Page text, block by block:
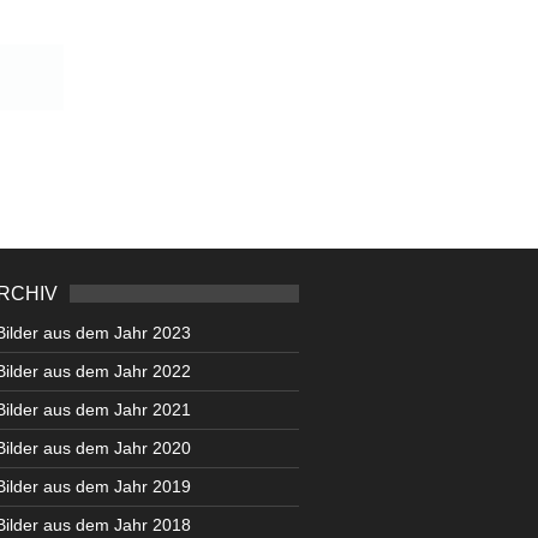
aus dem Jahr 2023
aus dem Jahr 2022
aus dem Jahr 2021
aus dem Jahr 2020
aus dem Jahr 2019
aus dem Jahr 2018